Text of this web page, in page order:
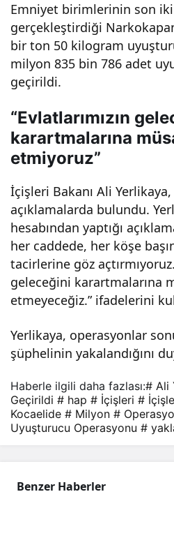
Emniyet birimlerinin son
gerçekleştirdiği
bir ton 50 kilogram
milyon 835 bin 786 adet
geçirildi.
“Evlatlarımızın
karartmalarına
etmiyoruz”
İçişleri Bakanı Ali
açıklamalarda bulundu.
hesabından yaptığı
her caddede, her köşe
tacirlerine göz açtırmıyoruz.
geleceğini karartmalarına
etmeyeceğiz.” ifadelerini
Yerlikaya, operasyonlar
şüphelinin yakalandığını
rasy
onu
Yakl
14
mily
on
uyu
ştur
ucu
ele
Haberle ilgili daha fazlası:# Ali
Geçirildi # hap # İçişleri #
Kocaelide # Milyon #
Uyuşturucu Operasyonu #
Benzer Haberler